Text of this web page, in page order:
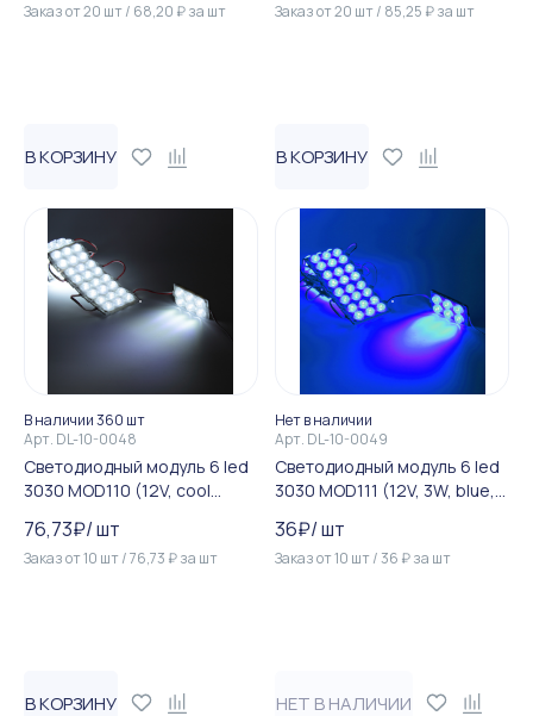
Заказ от20 шт/ 68,20 ₽за шт
В КОРЗИНУ
Заказ от20 шт/ 85,25 ₽за шт
В КОРЗИНУ
В наличии 360 шт
Арт. DL-10-0048
Светодиодный модуль 6 led
3030 MOD110 (12V, cool
76,73₽/шт
Заказ от10 шт/76,73 ₽за шт
В КОРЗИНУ
Нет в наличии
Арт. DL-10-0049
Светодиодный модуль 6 led
3030 MOD111 (12V, 3W, blue,
36₽/шт
Заказ от10 шт/36 ₽за шт
НЕТ В НАЛИЧИИ